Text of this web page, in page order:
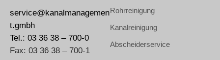
service@kanalmanagemen
t.gmbh
Tel.: 03 36 38 – 700-0
Fax: 03 36 38 – 700-1
Rohrreinigung
Kanalreinigung
Abscheiderservice